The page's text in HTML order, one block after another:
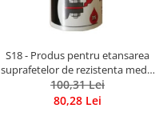
S18 - Produs pentru etansarea
suprafetelor de rezistenta medie
- tub acordeon 75 ml
100,31 Lei
80,28 Lei